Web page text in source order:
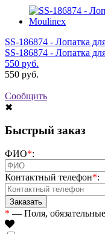
SS-186874 - Лопатка
SS-186874 - Лопатка
550 руб.
550 руб.
Сообщить
✖
Быстрый заказ
ФИО*:
Контактный телефон*:
* — Поля,